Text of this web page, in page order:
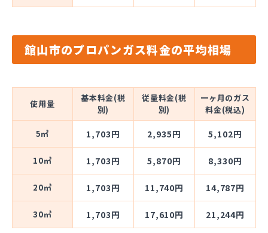
館山市のプロパンガス料金の平均相場
使用量
基本料金(税
別)
従量料金(税
別)
一ヶ月のガス
料金(税込)
5㎥ 1,703円 2,935円 5,102円
10㎥ 1,703円 5,870円 8,330円
20㎥ 1,703円 11,740円 14,787円
30㎥ 1,703円 17,610円 21,244円